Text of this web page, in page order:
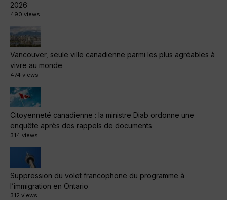
2026
490 views
Vancouver, seule ville canadienne parmi les plus agréables à
vivre au monde
474 views
Citoyenneté canadienne : la ministre Diab ordonne une
enquête après des rappels de documents
314 views
Suppression du volet francophone du programme à
l’immigration en Ontario
312 views